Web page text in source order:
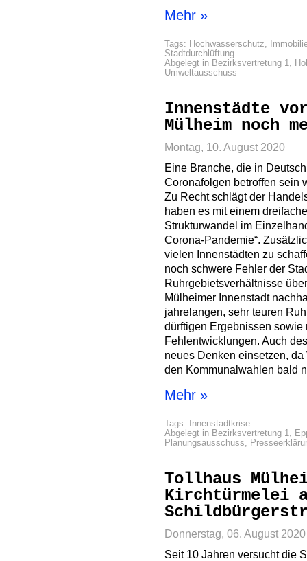
Mehr »
Tags: Hochwasserschutz,
Stadtdurchlüftung
Abgelegt in Bezirksvertretung 1,
Umweltausschuss
Innenstädte
Mülheim noch
Montag, 10. August 2020
Eine Branche, die in
Coronafolgen betroffen sein
Zu Recht schlägt der
haben es mit einem
Strukturwandel im
Corona-Pandemie“.
vielen Innenstädten zu
noch schwere Fehler der
Ruhrgebietsverhältnisse
Mülheimer Innenstadt
jahrelangen, sehr teuren
dürftigen Ergebnissen sowie
Fehlentwicklungen. Auch
neues Denken einsetzen,
den Kommunalwahlen bald
Mehr »
Tags:
Innenstadtkrise
Abgelegt in Bezirksvertretung 1,
Planungsausschuss,
Tollhaus
Kirchtürmelei
Donnerstag, 06. August 2020
Seit 10 Jahren versucht die